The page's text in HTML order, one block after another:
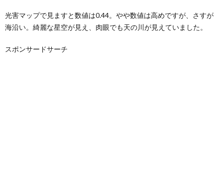
光害マップで見ますと数値は0.44。やや数値は高めですが、さすが
海沿い。綺麗な星空が見え、肉眼でも天の川が見えていました。
スポンサードサーチ